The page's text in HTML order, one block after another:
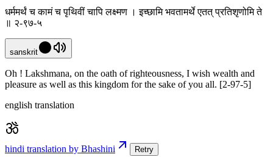
धर्ममर्थं च कामं च पृथिवीं चापि लक्ष्मण । इच्छामि भवतामर्थे एतत् प्रतिशृणोमि ते
॥ २-९७-५
sanskrit
Oh ! Lakshmana, on the oath of righteousness, I wish wealth and
pleasure as well as this kingdom for the sake of you all. [2-97-5]
english translation
hindi translation by Bhashini Retry